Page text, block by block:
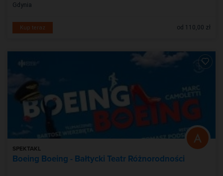
Gdynia
Kup teraz od 110,00 zł
SPEKTAKL
Boeing Boeing - Bałtycki Teatr Różnorodności